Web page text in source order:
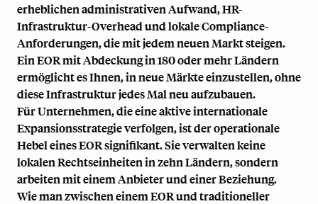
erheblichen administrativen Aufwand, HR-
Infrastruktur-Overhead und lokale Compliance-
Anforderungen, die mit jedem neuen Markt steigen.
Ein EOR mit Abdeckung in 180 oder mehr Ländern
ermöglicht es Ihnen, in neue Märkte einzustellen, ohne
diese Infrastruktur jedes Mal neu aufzubauen.
Für Unternehmen, die eine aktive internationale
Expansionsstrategie verfolgen, ist der operationale
Hebel eines EOR signifikant. Sie verwalten keine
lokalen Rechtseinheiten in zehn Ländern, sondern
arbeiten mit einem Anbieter und einer Beziehung.
Wie man zwischen einem EOR und traditioneller